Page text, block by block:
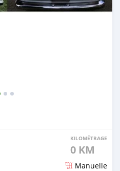
KILOMÉTRAGE
0 KM
Manuelle